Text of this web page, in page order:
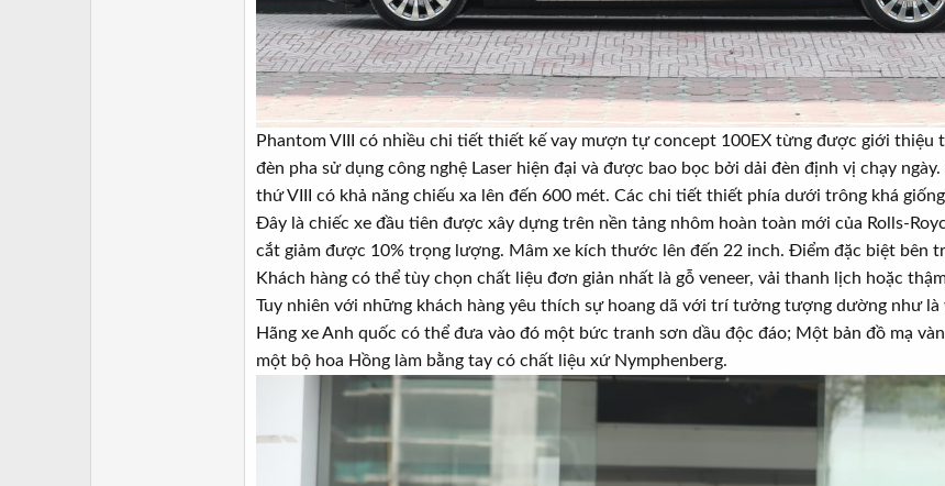
Phantom VIII có nhiều chi tiết thiết kế vay mượn tự concept 100EX từng được giới
đèn pha sử dụng công nghệ Laser hiện đại và được bao bọc bởi dải đèn định vị chạy
thứ VIII có khả năng chiếu xa lên đến 600 mét. Các chi tiết thiết phía dưới trông khá
Đây là chiếc xe đầu tiên được xây dựng trên nền tảng nhôm hoàn toàn mới của Rolls-
cắt giảm được 10% trọng lượng. Mâm xe kích thước lên đến 22 inch. Điểm đặc biệt bên
Khách hàng có thể tùy chọn chất liệu đơn giản nhất là gỗ veneer, vải thanh lịch hoặc
Tuy nhiên với những khách hàng yêu thích sự hoang dã với trí tưởng tượng dường như
Hãng xe Anh quốc có thể đưa vào đó một bức tranh sơn dầu độc đáo; Một bản đồ mạ
một bộ hoa Hồng làm bằng tay có chất liệu xứ Nymphenberg.